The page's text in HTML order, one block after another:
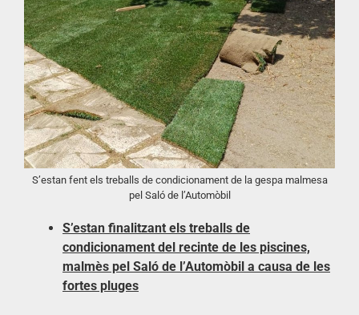
S’estan fent els treballs de condicionament de la gespa malmesa
pel Saló de l’Automòbil
S’estan finalitzant els treballs de
condicionament del recinte de les piscines,
malmès pel Saló de l’Automòbil a causa de les
fortes pluges